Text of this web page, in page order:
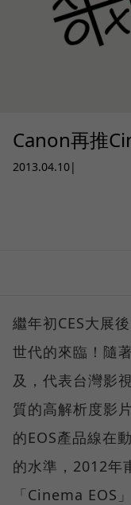
Canon再推
2013.04.10|
繼年初CES大展
世代的來臨！隨
及，代表台灣影
質的高解析度影
的EOS產品線在
的水準，2012年
「Cinema EOS